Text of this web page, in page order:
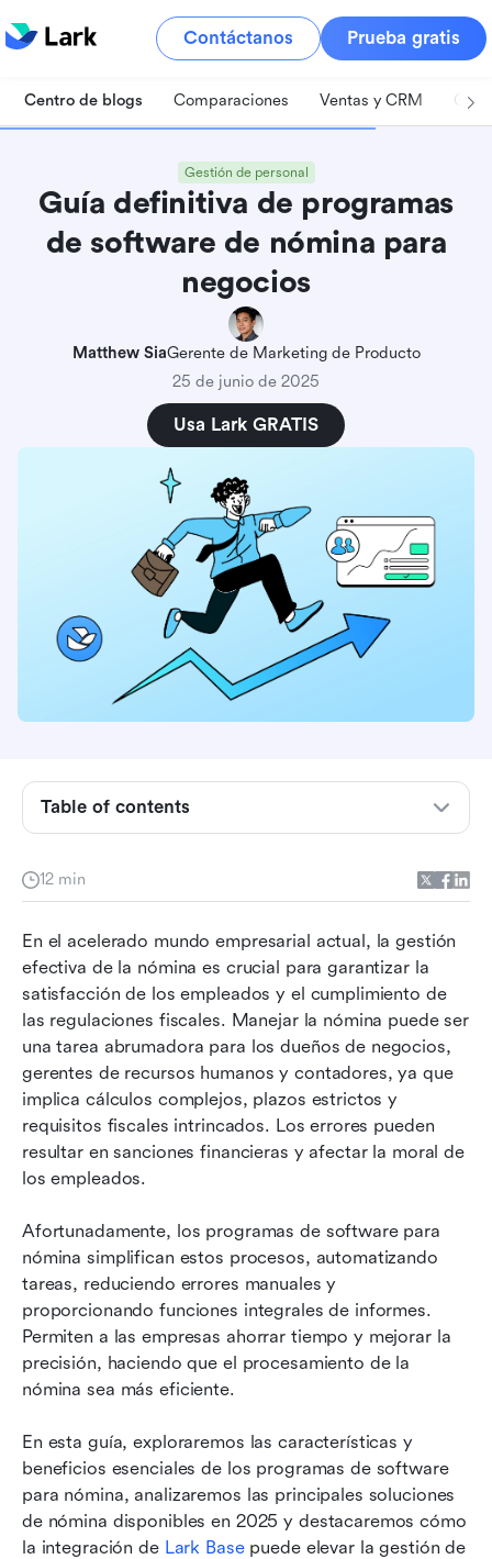
Contáctanos Prueba gratis
Centro de blogs Comparaciones Ventas y CRM
Gestión de personal
Guía definitiva de programas
de software de nómina para
negocios
Matthew SiaGerente de Marketing de Producto
25 de junio de 2025
Usa Lark GRATIS
12 min
En el acelerado mundo empresarial actual, la gestión
efectiva de la nómina es crucial para garantizar la
satisfacción de los empleados y el cumplimiento de
las regulaciones fiscales. Manejar la nómina puede ser
una tarea abrumadora para los dueños de negocios,
gerentes de recursos humanos y contadores, ya que
implica cálculos complejos, plazos estrictos y
requisitos fiscales intrincados. Los errores pueden
resultar en sanciones financieras y afectar la moral de
los empleados.
Afortunadamente, los programas de software para
nómina simplifican estos procesos, automatizando
tareas, reduciendo errores manuales y
proporcionando funciones integrales de informes.
Permiten a las empresas ahorrar tiempo y mejorar la
precisión, haciendo que el procesamiento de la
nómina sea más eficiente.
En esta guía, exploraremos las características y
beneficios esenciales de los programas de software
para nómina, analizaremos las principales soluciones
de nómina disponibles en 2025 y destacaremos cómo
la integración de Lark Base puede elevar la gestión de
Table of contents
¿Qué son los programas de software de
nómina
Características a buscar en los programas de
software de nómina
Tendencias Futuras en la Tecnología de Nómina
La integración de Lark con el software de
nómina
Preguntas frecuentes
Conclusión
Lectura relacionada